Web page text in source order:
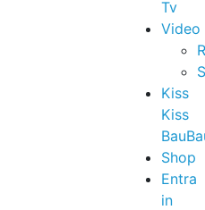
Tv
Video
Kiss
Kiss
Shop
Entra
in